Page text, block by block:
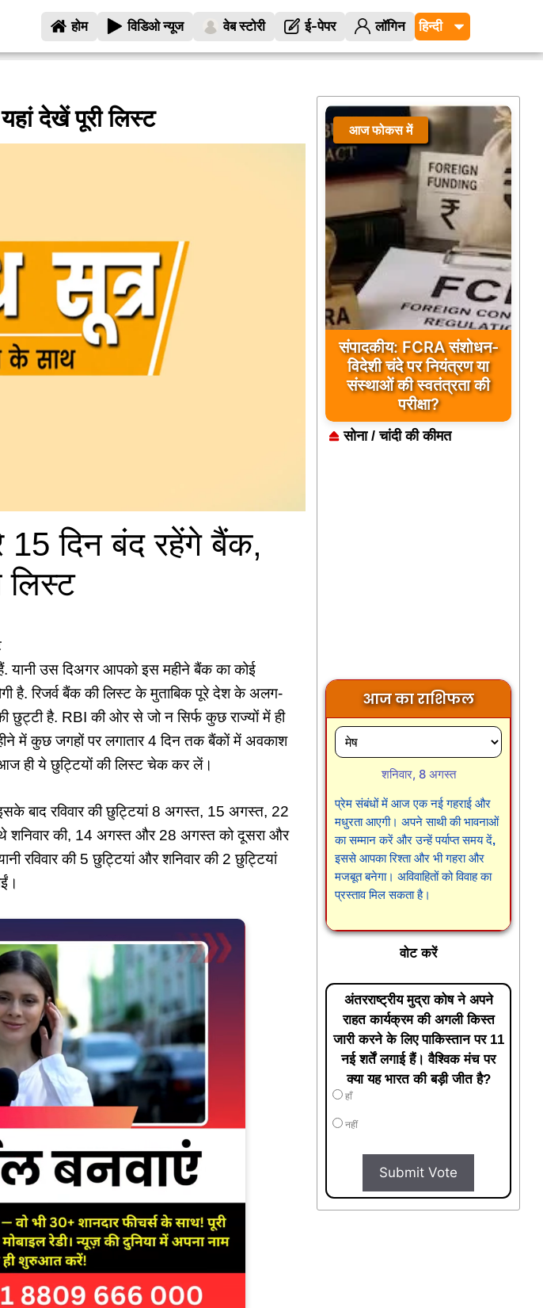
होम विडिओ न्यूज वेब स्टोरी ई-पेपर लॉगिन
देखें पूरी लिस्ट
दिन बंद रहेंगे बैंक,
लिस्ट
यानी उस दिअगर आपको इस महीने बैंक का कोई
है. रिजर्व बैंक की लिस्ट के मुताबिक पूरे देश के अलग-
है. RBI की ओर से जो न सिर्फ कुछ राज्यों में ही
में कुछ जगहों पर लगातार 4 दिन तक बैंकों में अवकाश
ही ये छुट्टियों की लिस्ट चेक कर लें।
बाद रविवार की छुट्टियां 8 अगस्त, 15 अगस्त, 22
शनिवार की, 14 अगस्त और 28 अगस्‍त को दूसरा और
रविवार की 5 छुट्टियां और शनिवार की 2 छुट्टियां
आज फोकस में
संपादकीय: FCRA संशोधन-
विदेशी चंदे पर नियंत्रण या
संस्थाओं की स्वतंत्रता की
परीक्षा?
सोना / चांदी की कीमत
आज का राशिफल
शनिवार, 8 अगस्त
प्रेम संबंधों में आज एक नई गहराई और
मधुरता आएगी। अपने साथी की भावनाओं
का सम्मान करें और उन्हें पर्याप्त समय दें,
इससे आपका रिश्ता और भी गहरा और
मजबूत बनेगा। अविवाहितों को विवाह का
प्रस्ताव मिल सकता है।
वोट करें
अंतरराष्ट्रीय मुद्रा कोष ने अपने
राहत कार्यक्रम की अगली किस्त
जारी करने के लिए पाकिस्तान पर 11
नई शर्तें लगाई हैं। वैश्विक मंच पर
क्या यह भारत की बड़ी जीत है?
हाँ
नहीं
Submit Vote